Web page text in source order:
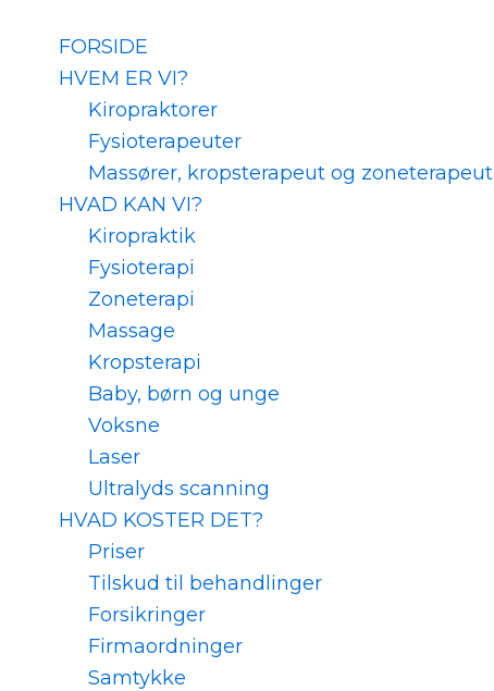
content
FORSIDE
HVEM ER VI?
Kiropraktorer
Fysioterapeuter
Massører, kropsterapeut og zoneterapeut
HVAD KAN VI?
Kiropraktik
Fysioterapi
Zoneterapi
Massage
Kropsterapi
Baby, børn og unge
Voksne
Laser
Ultralyds scanning
HVAD KOSTER DET?
Priser
Tilskud til behandlinger
Forsikringer
Firmaordninger
Samtykke